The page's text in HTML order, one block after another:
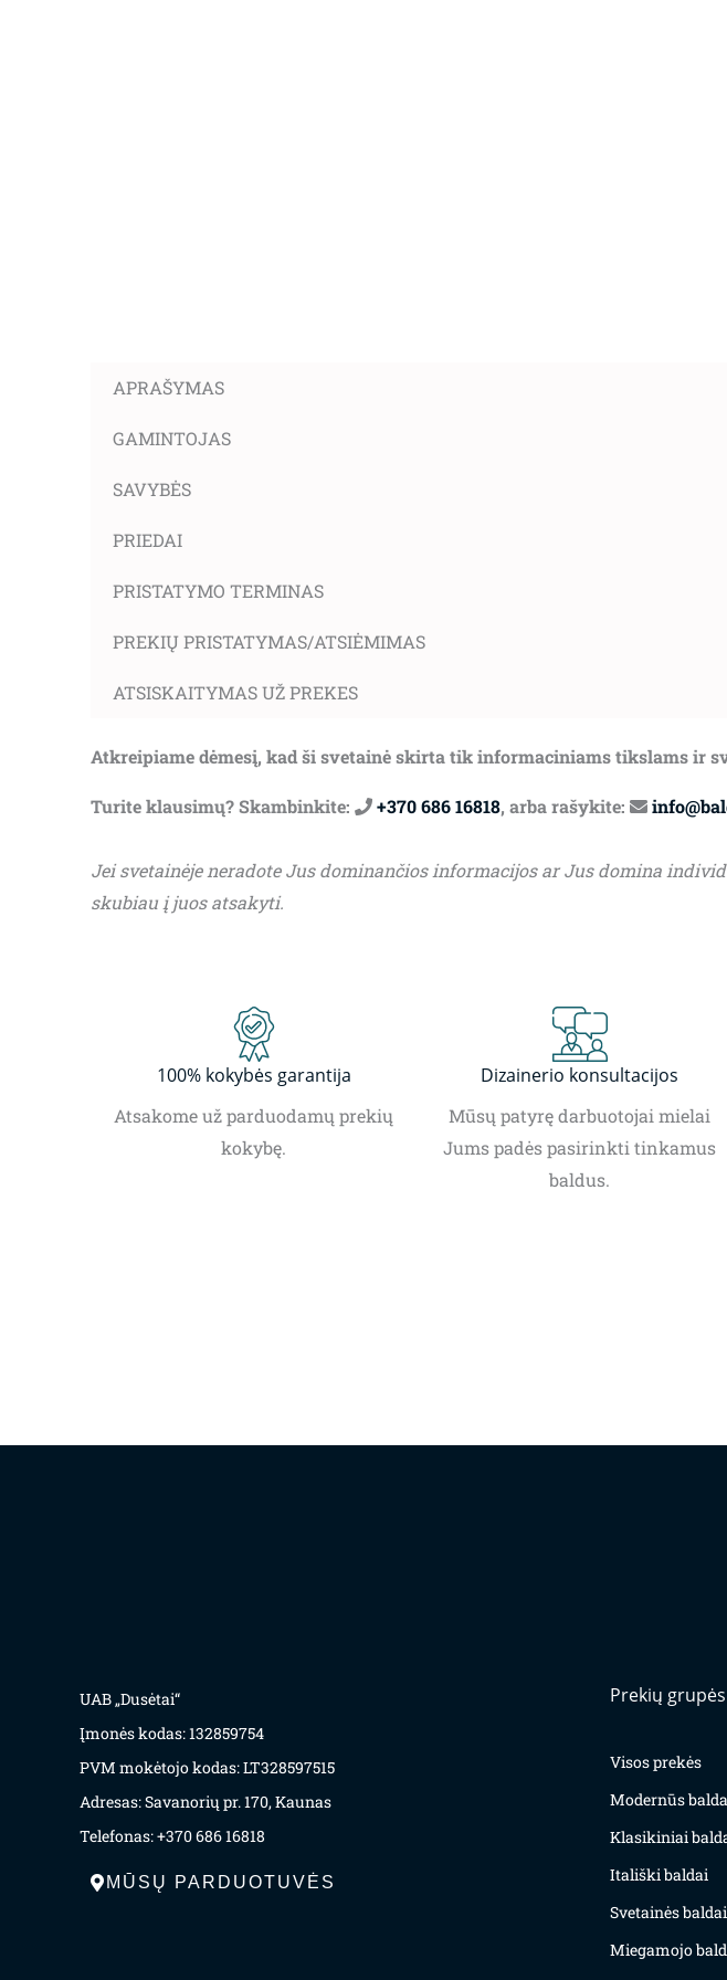
APRAŠYMAS
GAMINTOJAS
SAVYBĖS
PRIEDAI
PRISTATYMO TERMINAS
PREKIŲ PRISTATYMAS/ATSIĖMIMAS
ATSISKAITYMAS UŽ PREKES
Atkreipiame dėmesį, kad ši svetainė skirta tik informaciniams tikslams ir
Turite klausimų? Skambinkite: +370 686 16818, arba rašykite:
Jei svetainėje neradote Jus dominančios informacijos ar Jus domina
skubiau į juos atsakyti.
100% kokybės garantija
Atsakome už parduodamų prekių
kokybę.
Dizainerio konsultacijos
Mūsų patyrę darbuotojai mielai
Jums padės pasirinkti tinkamus
baldus.
UAB „Dusėtai“
Įmonės kodas: 132859754
PVM mokėtojo kodas: LT328597515
Adresas: Savanorių pr. 170, Kaunas
Telefonas: +370 686 16818
MŪSŲ PARDUOTUVĖS
Prekių grupės
Visos prekės
Modernūs
Klasikiniai
Itališki baldai
Svetainės baldai
Miegamojo